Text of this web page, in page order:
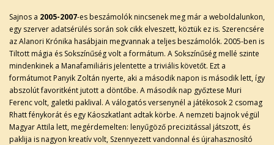
Sajnos a 2005-2007-es beszámolók nincsenek meg már a weboldalunkon,
egy szerver adatsérülés során sok cikk elveszett, köztük ez is. Szerencsére
az Alanori Krónika hasábjain megvannak a teljes beszámolók. 2005-ben is
Tiltott mágia és Sokszínűség volt a formátum. A Sokszínűség mellé szinte
mindenkinek a Manafamiliáris jelentette a triviális követőt. Ezt a
formátumot Panyik Zoltán nyerte, aki a második napon is második lett, így
abszolút favoritként jutott a döntőbe. A második nap győztese Muri
Ferenc volt, galetki paklival. A válogatós versenynél a játékosok 2 csomag
Rhatt fénykorát és egy Káoszkatlant adtak körbe. A nemzeti bajnok végül
Magyar Attila lett, megérdemelten: lenyűgöző precizitással játszott, és
paklija is nagyon kreatív volt, Szennyezett vandonnal és újrahasznosító